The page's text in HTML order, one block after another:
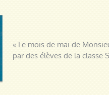
« Le mois de mai de
par des élèves de la classe